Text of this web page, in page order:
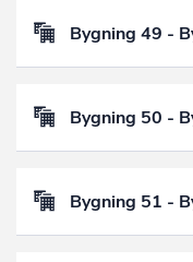
Bygning 49 -
Bygning 50 -
Bygning 51 -